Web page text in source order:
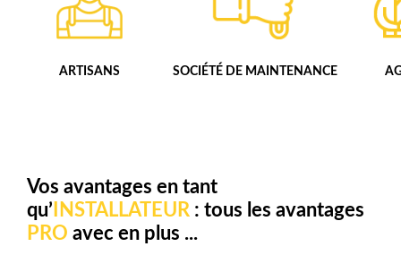
ARTISANS SOCIÉTÉ DE MAINTENANCE
Vos avantages en tant
qu’ INSTALLATEUR : tous les avantages
PRO avec en plus ...